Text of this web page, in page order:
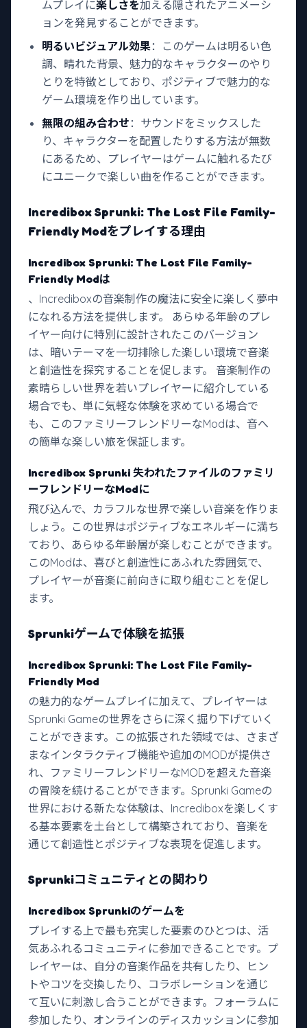
ムプレイに楽しさを加える隠されたアニメーシ
ョンを発見することができます。
明るいビジュアル効果：このゲームは明るい色
調、晴れた背景、魅力的なキャラクターのやり
とりを特徴としており、ポジティブで魅力的な
ゲーム環境を作り出しています。
無限の組み合わせ ：サウンドをミックスした
り、キャラクターを配置したりする方法が無数
にあるため、プレイヤーはゲームに触れるたび
にユニークで楽しい曲を作ることができます。
Incredibox Sprunki: The Lost File Family-
Friendly Modをプレイする理由
Incredibox Sprunki: The Lost File Family-
Friendly Modは
、Incrediboxの音楽制作の魔法に安全に楽しく夢中
になれる方法を提供します。 あらゆる年齢のプレ
イヤー向けに特別に設計されたこのバージョン
は、暗いテーマを一切排除した楽しい環境で音楽
と創造性を探究することを促します。 音楽制作の
素晴らしい世界を若いプレイヤーに紹介している
場合でも、単に気軽な体験を求めている場合で
も、このファミリーフレンドリーなModは、音へ
の簡単な楽しい旅を保証します。
Incredibox Sprunki 失われたファイルのファミリ
ーフレンドリーなModに
飛び込んで、カラフルな世界で楽しい音楽を作りま
しょう。この世界はポジティブなエネルギーに満ち
ており、あらゆる年齢層が楽しむことができます。
このModは、喜びと創造性にあふれた雰囲気で、
プレイヤーが音楽に前向きに取り組むことを促し
ます。
Sprunkiゲームで体験を拡張
Incredibox Sprunki: The Lost File Family-
Friendly Mod
の魅力的なゲームプレイに加えて、プレイヤーは
Sprunki Gameの世界をさらに深く掘り下げていく
ことができます。この拡張された領域では、さまざ
まなインタラクティブ機能や追加のMODが提供さ
れ、ファミリーフレンドリーなMODを超えた音楽
の冒険を続けることができます。Sprunki Gameの
世界における新たな体験は、Incrediboxを楽しくす
る基本要素を土台として構築されており、音楽を
通じて創造性とポジティブな表現を促進します。
Sprunkiコミュニティとの関わり
Incredibox Sprunkiのゲームを
プレイする上で最も充実した要素のひとつは、活
気あふれるコミュニティに参加できることです。プ
レイヤーは、自分の音楽作品を共有したり、ヒン
トやコツを交換したり、コラボレーションを通じ
て互いに刺激し合うことができます。フォーラムに
参加したり、オンラインのディスカッションに参加